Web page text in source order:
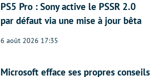
PS5 Pro : Sony active le PSSR 2.0
par défaut via une mise à jour bêta
6 août 2026 17:35
Microsoft efface ses propres conseils